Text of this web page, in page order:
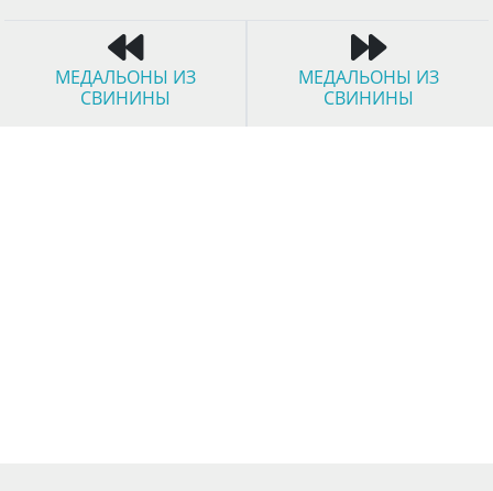
МЕДАЛЬОНЫ ИЗ
СВИНИНЫ
МЕДАЛЬОНЫ ИЗ
СВИНИНЫ